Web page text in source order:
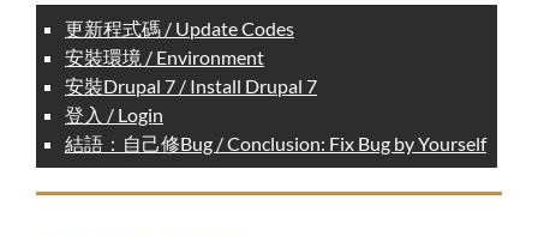
更新程式碼 / Update Codes
安裝環境 / Environment
安裝Drupal 7 / Install Drupal 7
登入 / Login
結語：自己修Bug / Conclusion: Fix Bug by Yourself